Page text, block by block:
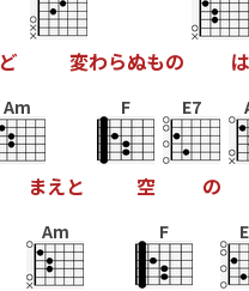
ど 変わらぬもの は
Am
まえと
F
空
E7
の
Am F